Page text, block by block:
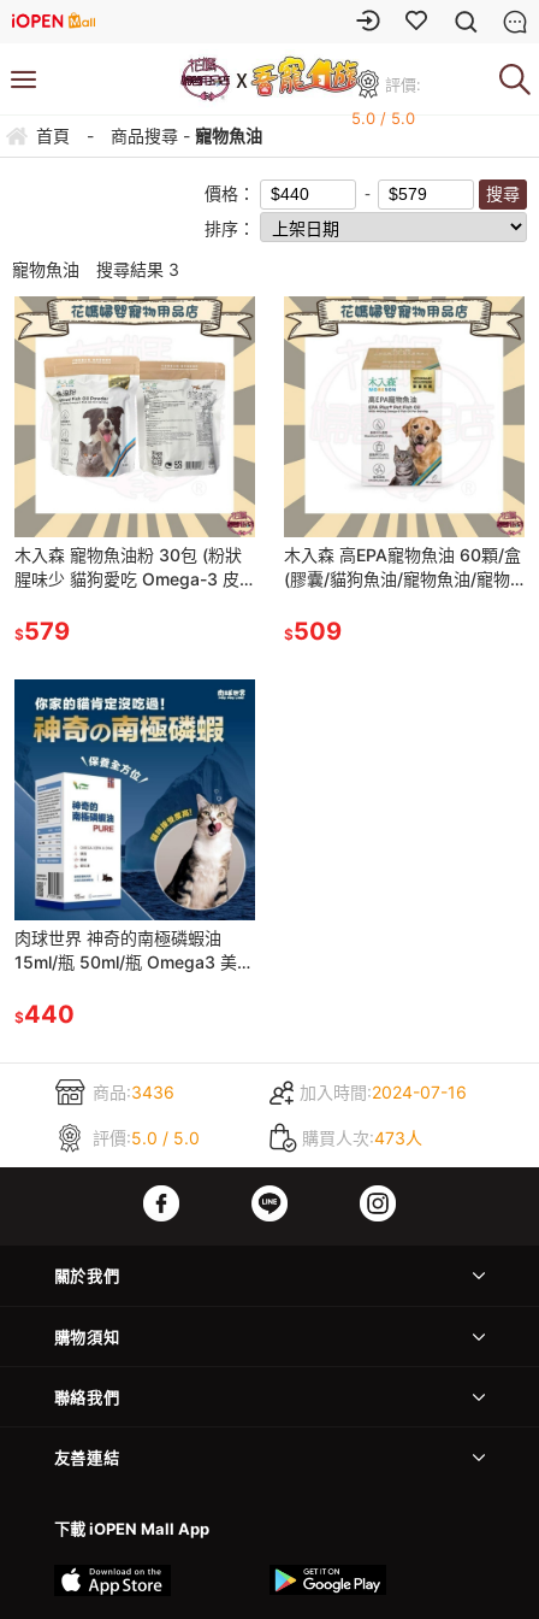
評價:
5.0 / 5.0
首頁 - 商品搜尋 - 寵物魚油
價格：
排序：
寵物魚油 搜尋結果 3
木入森 寵物魚油粉 30包 (粉狀
腥味少 貓狗愛吃 Omega-3 皮
$579
木入森 高EPA寵物魚油 60顆/盒
(膠囊/貓狗魚油/寵物魚油/寵物
$509
肉球世界 神奇的南極磷蝦油
15ml/瓶 50ml/瓶 Omega3 美容
$440
商品:3436 加入時間:2024-07-16
評價:5.0 / 5.0 購買人次:473人
關於我們
購物須知
聯絡我們
友善連結
下載 iOPEN Mall App